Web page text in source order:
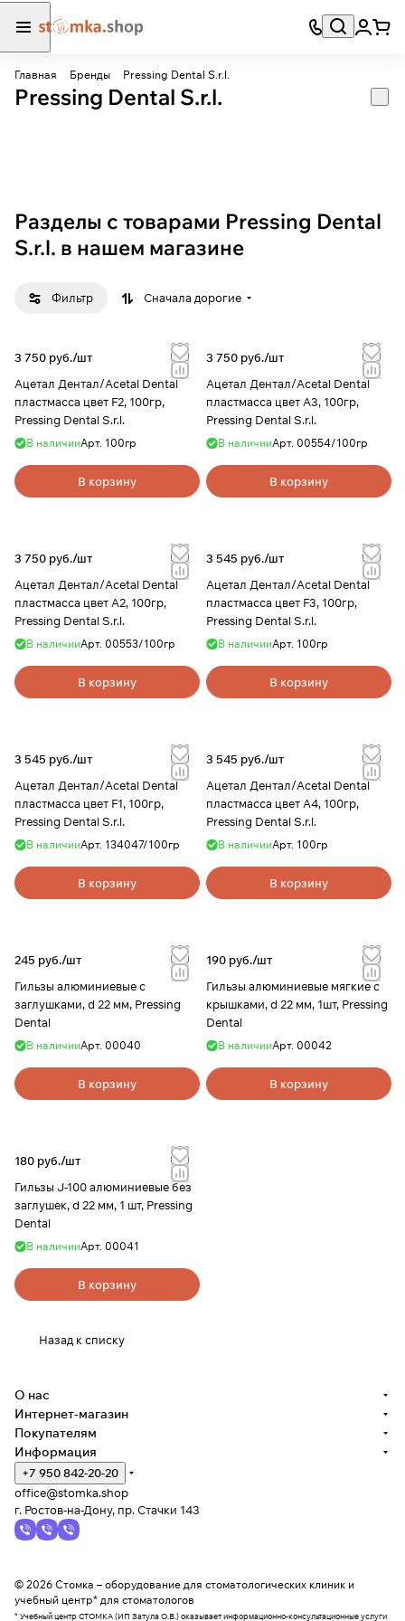
Главная Бренды Pressing Dental S.r.l.
Pressing Dental S.r.l.
Разделы с товарами Pressing Dental
S.r.l. в нашем магазине
Фильтр Сначала дорогие
3 750 руб./шт
Ацетал Дентал/Acetal Dental
пластмасса цвет F2, 100гр,
Pressing Dental S.r.l.
В наличииАрт. 100гр
В корзину
3 750 руб./шт
Ацетал Дентал/Acetal Dental
пластмасса цвет A3, 100гр,
Pressing Dental S.r.l.
В наличииАрт. 00554/100гр
В корзину
3 750 руб./шт
Ацетал Дентал/Acetal Dental
пластмасса цвет A2, 100гр,
Pressing Dental S.r.l.
В наличииАрт. 00553/100гр
В корзину
3 545 руб./шт
Ацетал Дентал/Acetal Dental
пластмасса цвет F3, 100гр,
Pressing Dental S.r.l.
В наличииАрт. 100гр
В корзину
3 545 руб./шт
Ацетал Дентал/Acetal Dental
пластмасса цвет F1, 100гр,
Pressing Dental S.r.l.
В наличииАрт. 134047/100гр
В корзину
3 545 руб./шт
Ацетал Дентал/Acetal Dental
пластмасса цвет A4, 100гр,
Pressing Dental S.r.l.
В наличииАрт. 100гр
В корзину
245 руб./шт
Гильзы алюминиевые с
заглушками, d 22 мм, Pressing
Dental
В наличииАрт. 00040
В корзину
190 руб./шт
Гильзы алюминиевые мягкие с
крышками, d 22 мм, 1шт, Pressing
Dental
В наличииАрт. 00042
В корзину
180 руб./шт
Гильзы J-100 алюминиевые без
заглушек, d 22 мм, 1 шт, Pressing
Dental
В наличииАрт. 00041
В корзину
Назад к списку
О нас
Интернет-магазин
Покупателям
Информация
+7 950 842-20-20
office@stomka.shop
г. Ростов-на-Дону, пр. Стачки 143
© 2026 Стомка – оборудование для стоматологических клиник и
учебный центр* для стоматологов
* Учебный центр СТОМКА (ИП Затула О.В.) оказывает информационно-консультационные услуги